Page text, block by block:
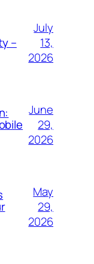
–
July
13,
2026
June
29,
2026
May
29,
2026